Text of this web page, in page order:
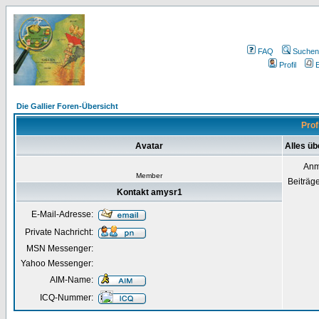
FAQ
Suchen
Profil
Die Gallier Foren-Übersicht
Avatar Alles
Member
Kontakt amysr1
E-Mail-Adresse:
Private Nachricht:
MSN Messenger:
Yahoo Messenger:
AIM-Name:
ICQ-Nummer: